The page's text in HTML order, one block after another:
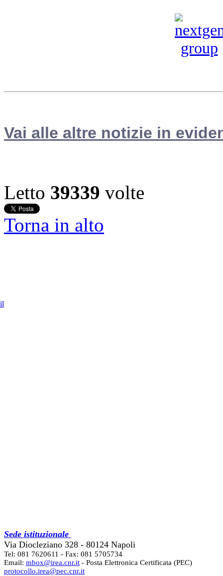
Vai alle altre notizie in
Letto 39339 volte
Torna in alto
Sede istituzionale
Via Diocleziano 328 - 80124 Napoli
Tel: 081 7620611 - Fax: 081 5705734
Email: mbox@irea.cnr.it - Posta Elettronica Certificata (PEC)
protocollo.irea@pec.cnr.it